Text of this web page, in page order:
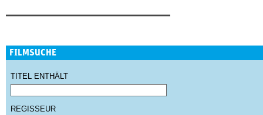
FILMSUCHE
TITEL ENTHÄLT
REGISSEUR